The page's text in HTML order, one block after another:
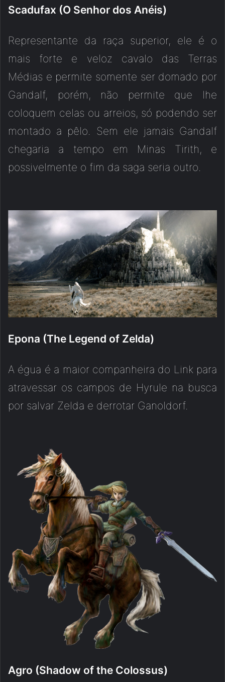
Scadufax (O Senhor dos Anéis)
Representante da raça superior, ele é o
mais forte e veloz cavalo das Terras
Médias e permite somente ser domado por
Gandalf, porém, não permite que lhe
coloquem celas ou arreios, só podendo ser
montado a pêlo. Sem ele jamais Gandalf
chegaria a tempo em Minas Tirith, e
possivelmente o fim da saga seria outro.
Epona (The Legend of Zelda)
A égua é a maior companheira do Link para
atravessar os campos de Hyrule na busca
por salvar Zelda e derrotar Ganoldorf.
Agro (Shadow of the Colossus)